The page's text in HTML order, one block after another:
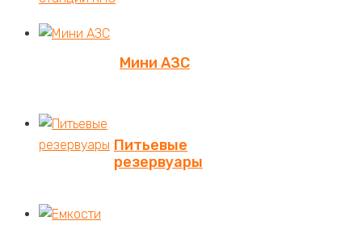
Мини АЗС
Питьевые
резервуары